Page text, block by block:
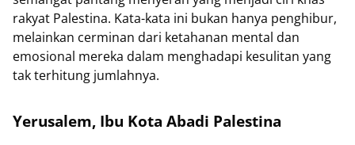
rakyat Palestina. Kata-kata ini bukan hanya penghibur,
melainkan cerminan dari ketahanan mental dan
emosional mereka dalam menghadapi kesulitan yang
tak terhitung jumlahnya.
Yerusalem, Ibu Kota Abadi Palestina